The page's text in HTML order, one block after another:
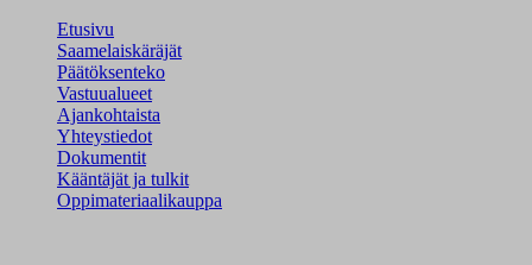
Etusivu
Saamelaiskäräjät
Päätöksenteko
Vastuualueet
Ajankohtaista
Yhteystiedot
Dokumentit
Kääntäjät ja tulkit
Oppimateriaalikauppa